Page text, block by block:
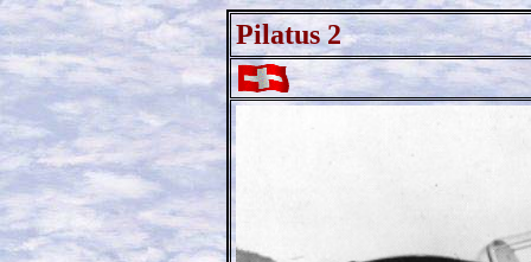
Pilatus 2